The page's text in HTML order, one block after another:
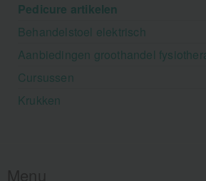
Pedicure artikelen
Behandelstoel elektrisch
Aanbiedingen groothandel
Cursussen
Krukken